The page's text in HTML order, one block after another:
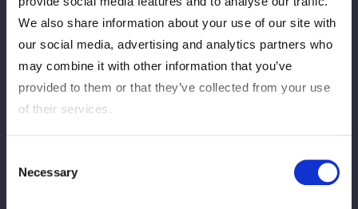
We also share information about your use of our site with
our social media, advertising and analytics partners who
may combine it with other information that you’ve
provided to them or that they’ve collected from your use
of their services.
Selection
Necessary